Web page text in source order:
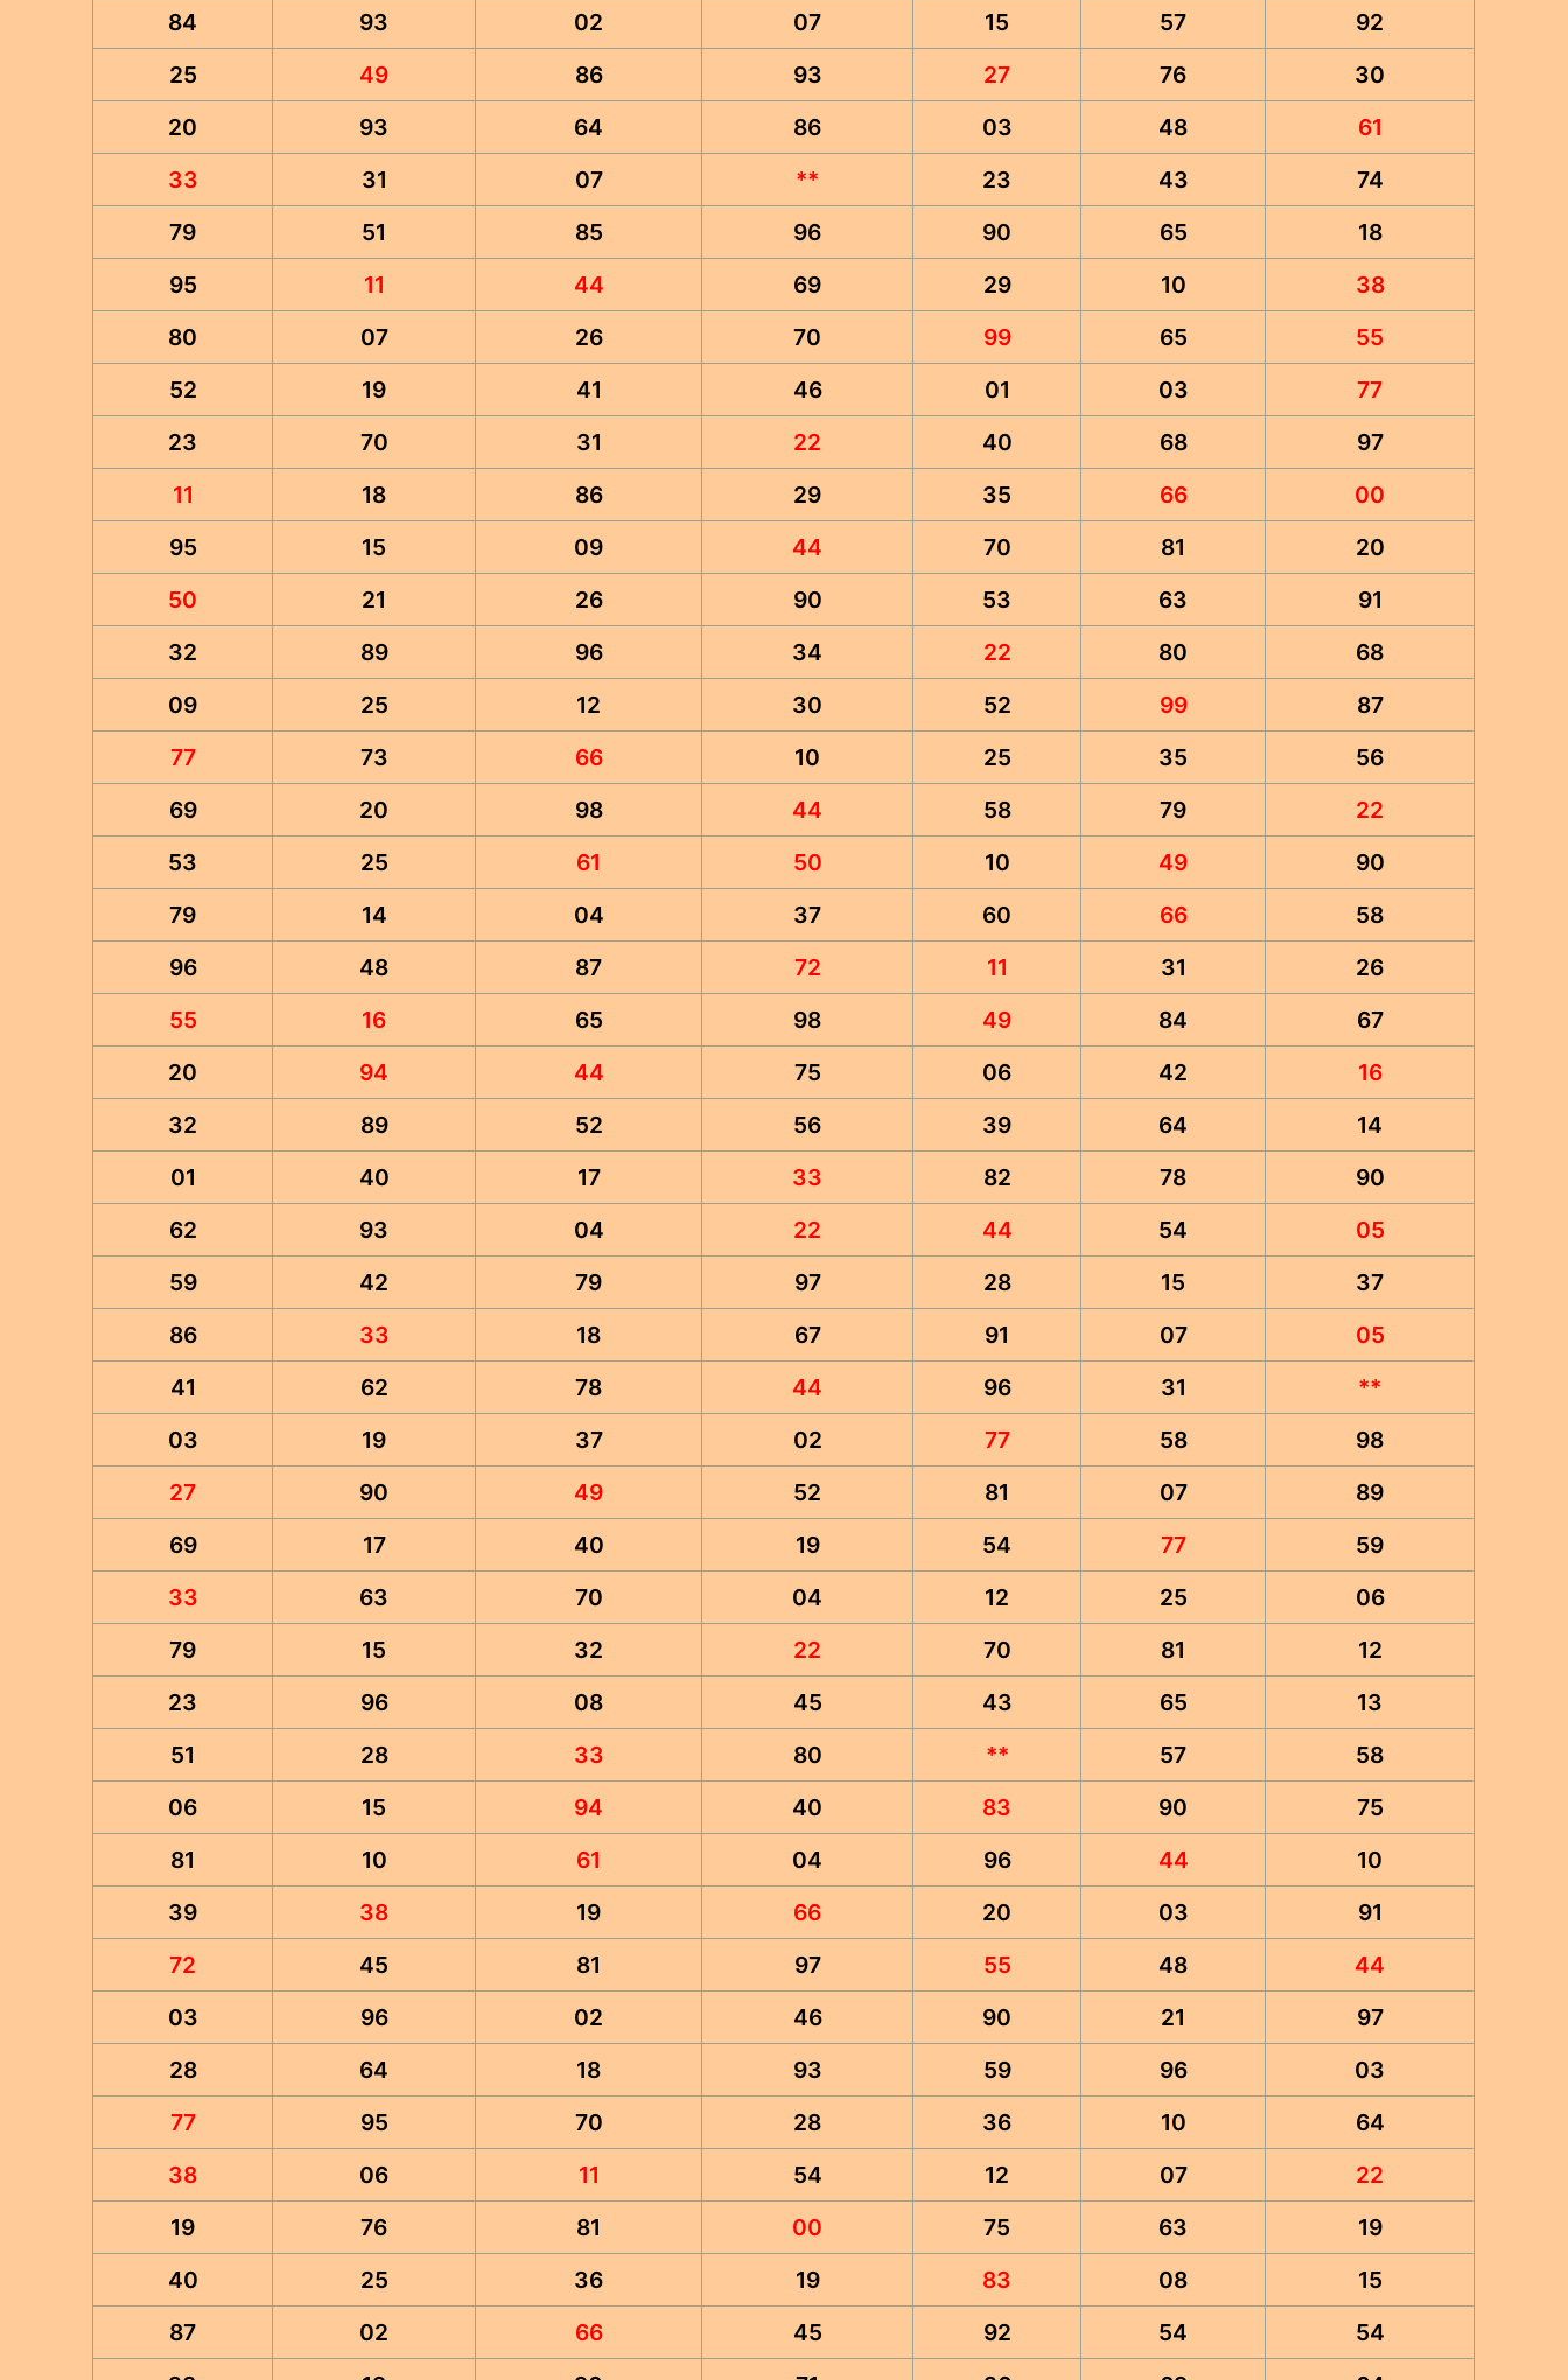
84
93 02 07 15 57
92
25
49 86 93 27 76
30
20
93 64 86 03 48
61
33
31 07 ** 23 43
74
79
51 85 96 90 65
18
95
11 44 69 29 10
38
80
07 26 70 99 65
55
52
19 41 46 01 03
77
23
70 31 22 40 68
97
11
18 86 29 35 66
00
95
15 09 44 70 81
20
50
21 26 90 53 63
91
32
89 96 34 22 80
68
09
25 12 30 52 99
87
77
73 66 10 25 35
56
69
20 98 44 58 79
22
53
25 61 50 10 49
90
79
14 04 37 60 66
58
96
48 87 72 11 31
26
55
16 65 98 49 84
67
20
94 44 75 06 42
16
32
89 52 56 39 64
14
01
40 17 33 82 78
90
62
93 04 22 44 54
05
59
42 79 97 28 15
37
86
33 18 67 91 07
05
41
62 78 44 96 31
**
03
19 37 02 77 58
98
27
90 49 52 81 07
89
69
17 40 19 54 77
59
33
63 70 04 12 25
06
79
15 32 22 70 81
12
23
96 08 45 43 65
13
51
28 33 80 ** 57
58
06
15 94 40 83 90
75
81
10 61 04 96 44
10
39
38 19 66 20 03
91
72
45 81 97 55 48
44
03
96 02 46 90 21
97
28
64 18 93 59 96
03
77
95 70 28 36 10
64
38
06 11 54 12 07
22
19
76 81 00 75 63
19
40
25 36 19 83 08
15
87
02 66 45 92 54
54